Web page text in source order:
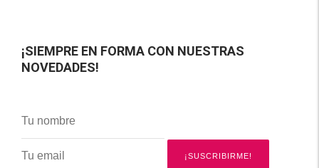
¡SIEMPRE EN FORMA CON NUESTRAS
NOVEDADES!